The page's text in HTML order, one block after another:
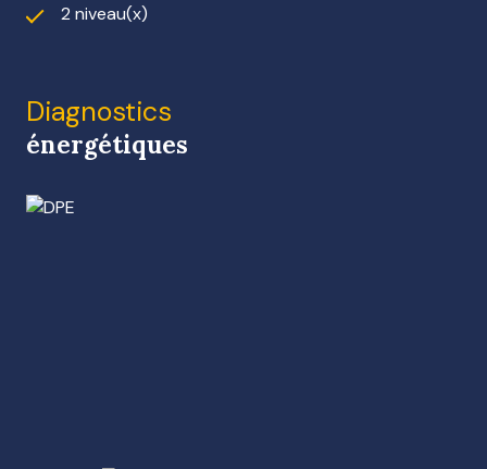
2 niveau(x)
Diagnostics
énergétiques